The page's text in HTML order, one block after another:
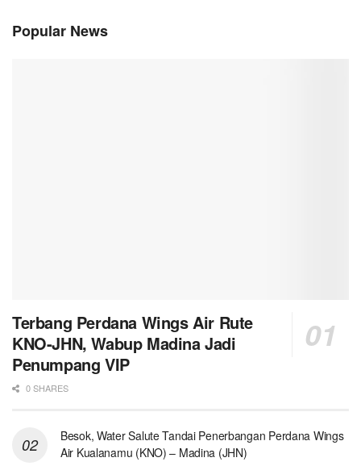
Popular News
Terbang Perdana Wings Air Rute
KNO-JHN, Wabup Madina Jadi
Penumpang VIP
0 SHARES
Besok, Water Salute Tandai Penerbangan Perdana Wings
Air Kualanamu (KNO) – Madina (JHN)